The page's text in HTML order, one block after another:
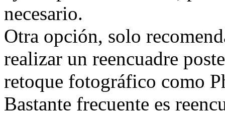
necesario.
Otra opción, solo
realizar un reencuadre
retoque fotográfico como
Bastante frecuente es